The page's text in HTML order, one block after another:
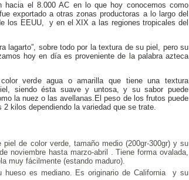
hacia el 8.000 AC en lo que hoy conocemos como
exportado a otras zonas productoras a lo largo del
los EEUU, y en el XIX a las regiones tropicales del
lagarto”, sobre todo por la textura de su piel, pero su
hoy en día es proveniente de la palabra azteca
verde agua o amarilla que tiene una textura
siendo ésta suave y untosa, y su sabor puede
la nuez o las avellanas.El peso de los frutos puede
kilos dependiendo la variedad que se trate.
piel de color verde, tamaño medio (200gr-300gr) y su
noviembre hasta marzo-abril . Tiene forma ovalada,
muy fácilmente (estando maduro).
hueso es mediano. Es originario de California y su